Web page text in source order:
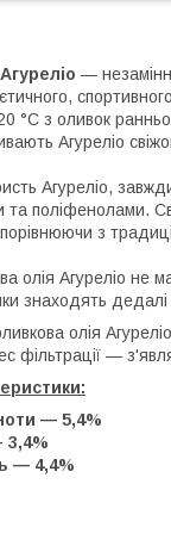
—
°C з оливок
Агуреліо
Агуреліо,
та поліфенолами.
з
олія Агуреліо не
знаходять
олія
фільтрації —
— 5,4%
3,4%
— 4,4%